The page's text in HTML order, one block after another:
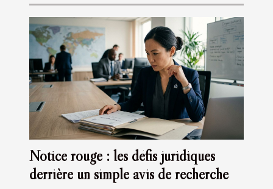
Notice rouge : les défis juridiques
derrière un simple avis de recherche